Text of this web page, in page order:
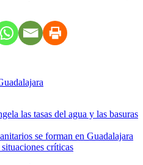
las tasas del agua y las basuras
se forman en Guadalajara
críticas